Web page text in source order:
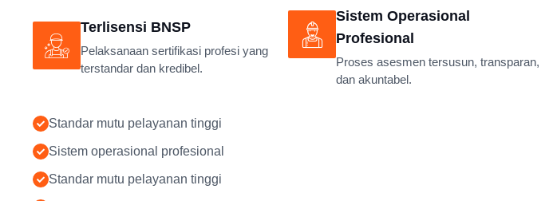
Terlisensi BNSP
Pelaksanaan sertifikasi profesi yang
terstandar dan kredibel.
Sistem Operasional
Profesional
Proses asesmen tersusun, transparan,
dan akuntabel.
Standar mutu pelayanan tinggi
Sistem operasional profesional
Standar mutu pelayanan tinggi